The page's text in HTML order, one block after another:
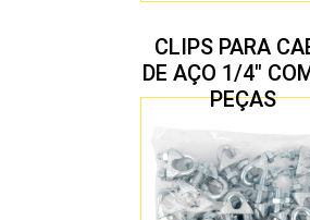
CLIPS PARA
DE AÇO 1/4″
PEÇAS